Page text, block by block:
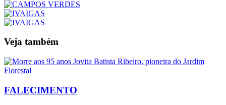
Veja também
FALECIMENTO